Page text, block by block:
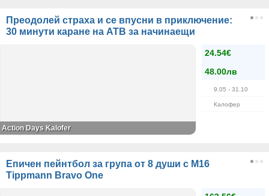
Преодолей страха и се впусни в приключение:
30 минути каране на АТВ за начинаещи
24.54€
48.00лв
9.05 - 31.10
Калофер
Action Days Kalofer
Епичен пейнтбол за група от 8 души с M16
Tippmann Bravo One